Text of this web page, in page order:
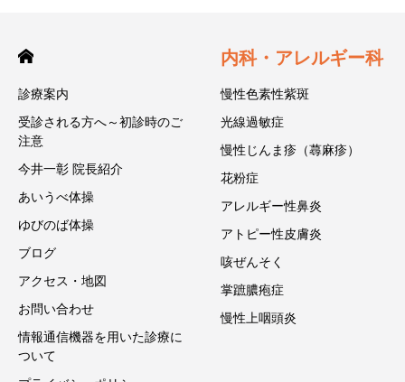
診療案内
受診される方へ～初診時のご
注意
今井一彰 院長紹介
あいうべ体操
ゆびのば体操
ブログ
アクセス・地図
お問い合わせ
情報通信機器を用いた診療に
ついて
内科・アレルギー科
慢性色素性紫斑
光線過敏症
慢性じんま疹（蕁麻疹）
花粉症
アレルギー性鼻炎
アトピー性皮膚炎
咳ぜんそく
掌蹠膿疱症
慢性上咽頭炎